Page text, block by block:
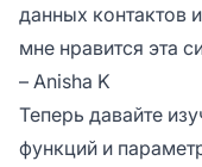
данных контактов
мне нравится эта
– Anisha K
Теперь давайте
функций и